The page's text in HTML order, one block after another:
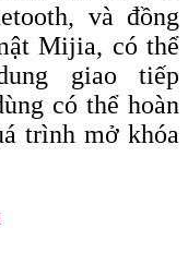
và đồng
Mijia, có thể
giao tiếp
có thể hoàn
trình mở khóa